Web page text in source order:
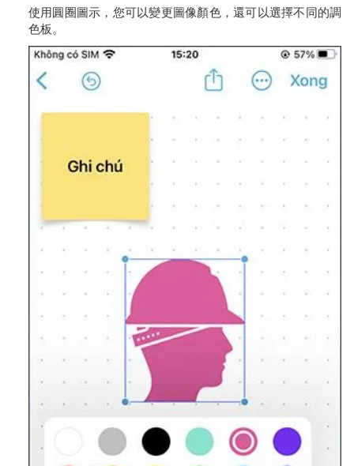
使用圓圈圖示，您可以變更圖像顏色，還可以選擇不同的調
色板。